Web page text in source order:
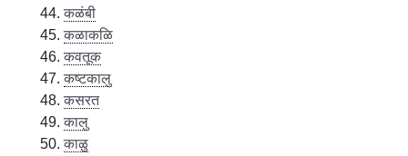
कळंबी
कळाकळि
कवतूक
कष्टकालु
कसरत
कालु
काळु